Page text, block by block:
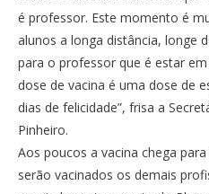
é professor. Este momento é
alunos a longa distância, longe
para o professor que é estar
dose de vacina é uma dose de
dias de felicidade”, frisa a
Pinheiro.
Aos poucos a vacina chega
serão vacinados os demais